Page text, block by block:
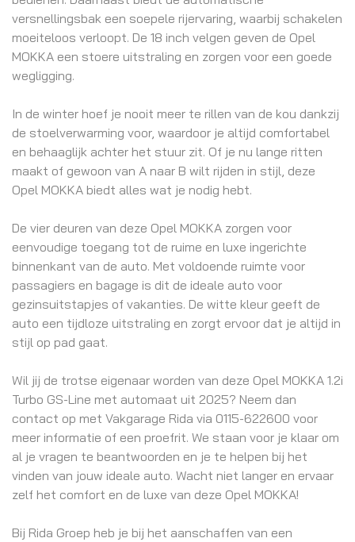
versnellingsbak een soepele rijervaring, waarbij schakelen
moeiteloos verloopt. De 18 inch velgen geven de Opel
MOKKA een stoere uitstraling en zorgen voor een goede
wegligging.
In de winter hoef je nooit meer te rillen van de kou dankzij
de stoelverwarming voor, waardoor je altijd comfortabel
en behaaglijk achter het stuur zit. Of je nu lange ritten
maakt of gewoon van A naar B wilt rijden in stijl, deze
Opel MOKKA biedt alles wat je nodig hebt.
De vier deuren van deze Opel MOKKA zorgen voor
eenvoudige toegang tot de ruime en luxe ingerichte
binnenkant van de auto. Met voldoende ruimte voor
passagiers en bagage is dit de ideale auto voor
gezinsuitstapjes of vakanties. De witte kleur geeft de
auto een tijdloze uitstraling en zorgt ervoor dat je altijd in
stijl op pad gaat.
Wil jij de trotse eigenaar worden van deze Opel MOKKA 1.2i
Turbo GS-Line met automaat uit 2025? Neem dan
contact op met Vakgarage Rida via 0115-622600 voor
meer informatie of een proefrit. We staan voor je klaar om
al je vragen te beantwoorden en je te helpen bij het
vinden van jouw ideale auto. Wacht niet langer en ervaar
zelf het comfort en de luxe van deze Opel MOKKA!
Bij Rida Groep heb je bij het aanschaffen van een